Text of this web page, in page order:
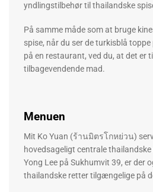
yndlingstilbehør til thailandske
På samme måde som at bruge
spise, når du ser de turkisblå
på en restaurant, ved du, at det er
tilbagevendende mad.
Menuen
Mit Ko Yuan (ร้านมิตรโกหย่วน)
hovedsageligt centrale
Yong Lee på Sukhumvit 39, er der
thailandske retter tilgængelige på